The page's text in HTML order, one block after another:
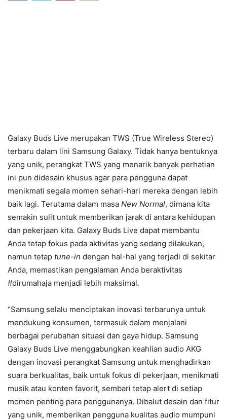
Galaxy Buds Live merupakan TWS (True Wireless Stereo)
terbaru dalam lini Samsung Galaxy. Tidak hanya bentuknya
yang unik, perangkat TWS yang menarik banyak perhatian
ini pun didesain khusus agar para pengguna dapat
menikmati segala momen sehari-hari mereka dengan lebih
baik lagi. Terutama dalam masa New Normal, dimana kita
semakin sulit untuk memberikan jarak di antara kehidupan
dan pekerjaan kita. Galaxy Buds Live dapat membantu
Anda tetap fokus pada aktivitas yang sedang dilakukan,
namun tetap tune-in dengan hal-hal yang terjadi di sekitar
Anda, memastikan pengalaman Anda beraktivitas
#dirumahaja menjadi lebih maksimal.
“Samsung selalu menciptakan inovasi terbarunya untuk
mendukung konsumen, termasuk dalam menjalani
berbagai perubahan situasi dan gaya hidup. Samsung
Galaxy Buds Live menggabungkan keahlian audio AKG
dengan inovasi perangkat Samsung untuk menghadirkan
suara berkualitas, baik untuk fokus di pekerjaan, menikmati
musik atau konten favorit, sembari tetap alert di setiap
momen penting para penggunanya. Dibalut desain dan fitur
yang unik, memberikan pengguna kualitas audio mumpuni